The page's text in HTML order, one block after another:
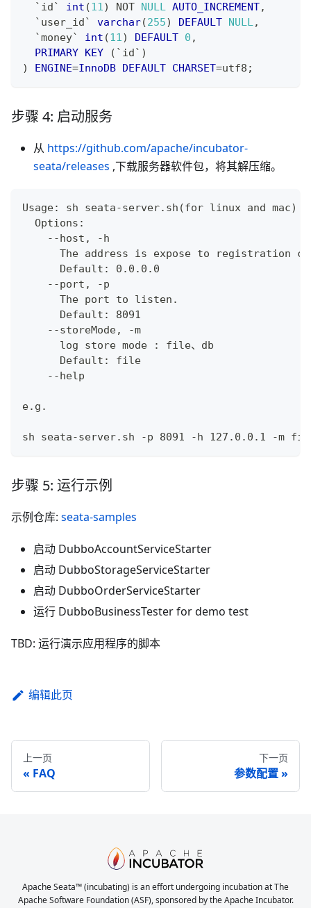
` id ` int (11) NOT NULL AUTO_INCREMENT,
` user_id ` varchar(255) DEFAULT NULL,
`money` int (11) DEFAULT 0 ,
PRIMARY
KEY ( ` id ` )
)
ENGINE=InnoDB DEFAULT CHARSET=utf8 ;
步骤 4: 启动服务
从 https://github.com/apache/incubator-
seata/releases ,下载服务器软件包，将其解压缩。
Usage: sh seata-server.sh(for linux and mac)
  Options:
    --host, -h
The address is expose to registration
      Default: 0.0.0.0
    --port, -p
      The port to listen.
      Default: 8091
    --storeMode, -m
      log store mode : file、db
      Default: file
    --help
e.g.
sh seata-server.sh -p 8091 -h 127.0.0.1 -m
步骤 5: 运行示例
示例仓库: seata-samples
启动 DubboAccountServiceStarter
启动 DubboStorageServiceStarter
启动 DubboOrderServiceStarter
运行 DubboBusinessTester for demo test
TBD: 运行演示应用程序的脚本
编辑此页
上一页
FAQ
下一页
参数配置
Apache Seata™ (incubating) is an effort undergoing incubation at The
Apache Software Foundation (ASF), sponsored by the Apache Incubator.